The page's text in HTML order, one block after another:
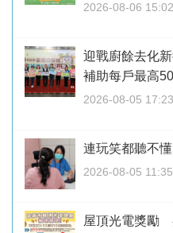
2026-08-06 15:02
迎戰廚餘去化
補助每戶最高
2026-08-05 17:23
連玩笑都聽不
2026-08-05 11:35
屋頂光電獎勵